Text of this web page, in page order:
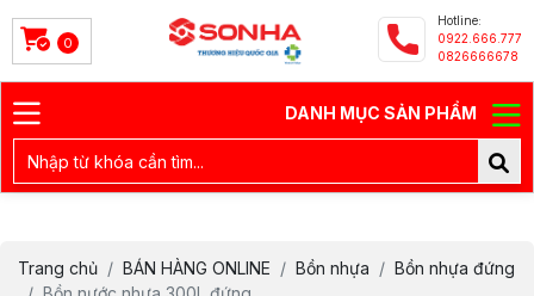
0
Hotline:
0922.666.777
0826666678
DANH MỤC SẢN PHẨM
Trang chủ BÁN HÀNG ONLINE Bồn nhựa
Bồn nhựa đứng